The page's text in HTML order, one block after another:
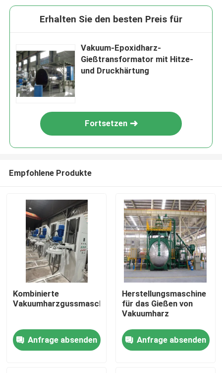
Erhalten Sie den besten Preis für
Vakuum-Epoxidharz-
Gießtransformator mit Hitze-
und Druckhärtung
Fortsetzen
Empfohlene Produkte
Kombinierte
Vakuumharzgussmaschine
Anfrage absenden
Herstellungsmaschine
für das Gießen von
Vakuumharz
Anfrage absenden